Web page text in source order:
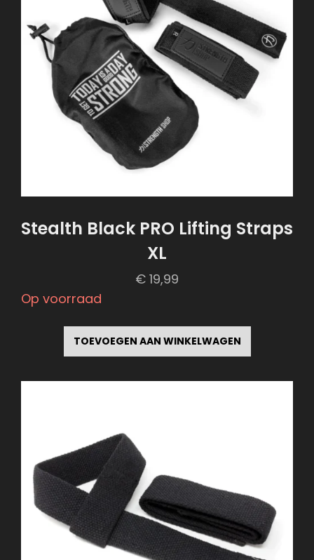
kan
gekozen
worden
op
de
Stealth Black PRO Lifting Straps
XL
€ 19,99
Op voorraad
TOEVOEGEN AAN WINKELWAGEN